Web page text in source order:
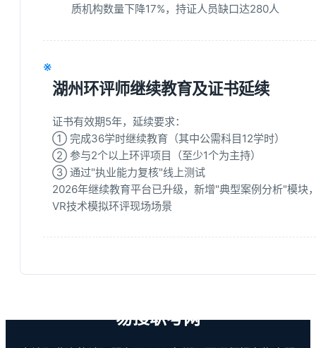
质机构数量下降17%，持证人员缺口达280人
※
湖州环评师继续教育及证书延续
证书有效期5年，延续要求：
① 完成36学时继续教育（其中公需科目12学时）
② 参与2个以上环评项目（至少1个为主持）
③ 通过"执业能力复核"线上测试
2026年继续教育平台已升级，新增"典型案例分析"模块
VR技术模拟环评现场场景
易搜职考网